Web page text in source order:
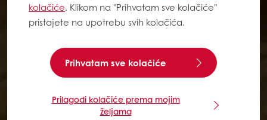
kolačiće. Klikom na "Prihvatam sve kolačiće"
pristajete na upotrebu svih kolačića.
Prihvatam sve kolačiće
Prilagodi kolačiće prema mojim
željama